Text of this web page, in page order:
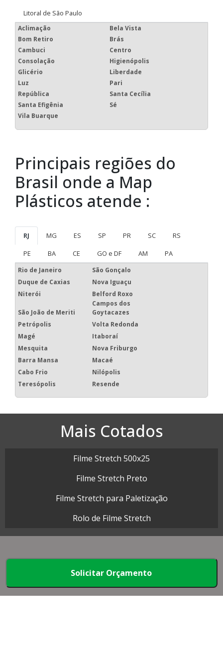
Solicitar Orçamento
Litoral de São Paulo
Aclimação
Bela Vista
Bom Retiro
Brás
Cambuci
Centro
Consolação
Higienópolis
Glicério
Liberdade
Luz
Pari
República
Santa Cecília
Santa Efigênia
Sé
Vila Buarque
Principais regiões do
Brasil onde a Map
Plásticos atende :
RJ MG ES SP PR SC
RS
PE
BA CE GO e DF AM PA
Rio de Janeiro
São Gonçalo
Duque de Caxias
Nova Iguaçu
Niterói
Belford Roxo
São João de Meriti
Campos dos
Goytacazes
Petrópolis
Volta Redonda
Magé
Itaboraí
Mesquita
Nova Friburgo
Barra Mansa
Macaé
Cabo Frio
Nilópolis
Teresópolis
Resende
Mais Cotados
Filme Stretch 500x25
Filme Stretch Preto
Filme Stretch para Paletização
Rolo de Filme Stretch